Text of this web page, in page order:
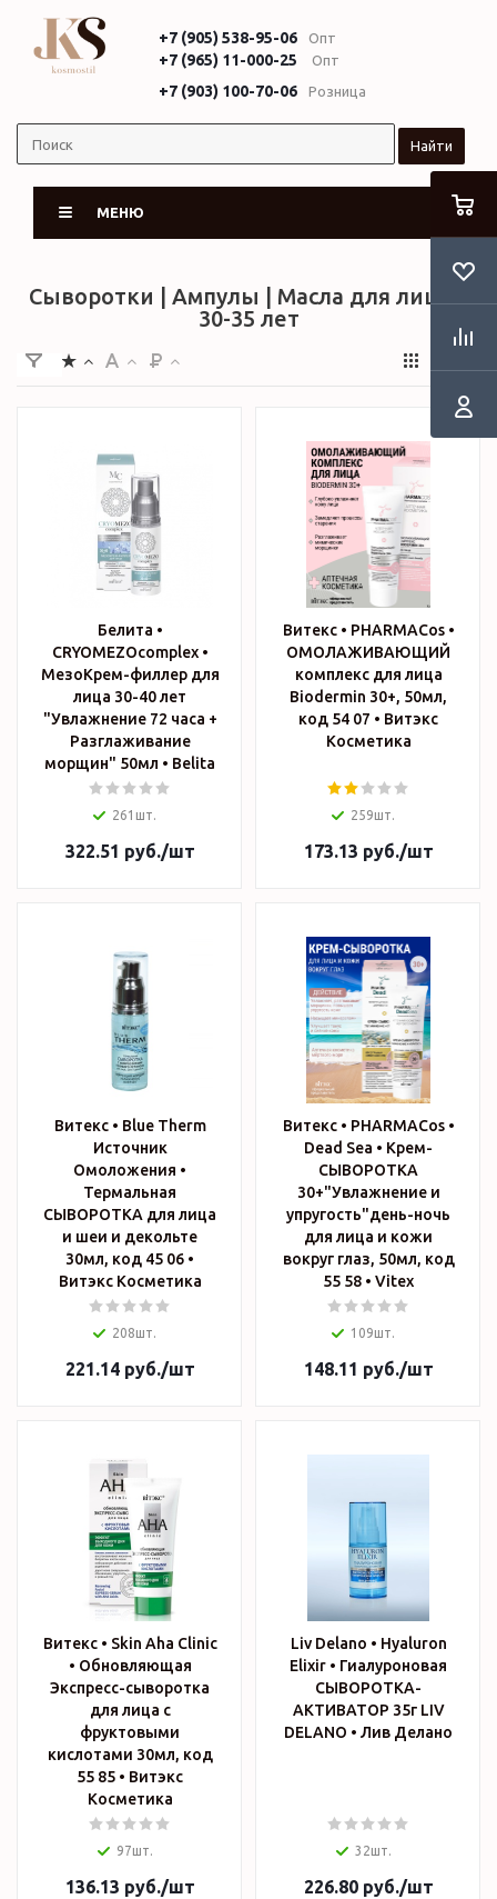
+7 (905) 538-95-06 Опт
+7 (965) 11-000-25 Опт
+7 (903) 100-70-06 Розница
Найти
МЕНЮ
Сыворотки | Ампулы | Масла для лица в
30-35 лет
Белита •
CRYOMEZOcomplex •
МезоКрем-филлер для
лица 30-40 лет
"Увлажнение 72 часа +
Разглаживание
морщин" 50мл • Belita
261шт.
322.51 руб./шт
Витекс • PHARMACos •
ОМОЛАЖИВАЮЩИЙ
комплекс для лица
Biodermin 30+, 50мл,
код 54 07 • Витэкс
Косметика
259шт.
173.13 руб./шт
Витекс • Blue Therm
Источник
Омоложения •
Термальная
СЫВОРОТКА для лица
и шеи и декольте
30мл, код 45 06 •
Витэкс Косметика
208шт.
221.14руб./шт
Витекс • PHARMACos •
Dead Sea • Крем-
СЫВОРОТКА
30+"Увлажнение и
упругость"день-ночь
для лица и кожи
вокруг глаз, 50мл, код
55 58 • Vitex
109шт.
148.11 руб./шт
Витекс • Skin Aha Clinic
• Обновляющая
Экспресс-сыворотка
для лица с
фруктовыми
кислотами 30мл, код
55 85 • Витэкс
Косметика
97шт.
136.13 руб./шт
Liv Delano • Hyaluron
Elixir • Гиалуроновая
СЫВОРОТКА-
АКТИВАТОР 35г LIV
DELANO • Лив Делано
32шт.
226.80руб./шт